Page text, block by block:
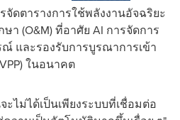
จัดตารางการใช้พลังงานอัจฉริยะ
า (O&M) ที่อาศัย AI การจัดการ
และรองรับการบูรณาการเข้า
ในอนาคต
ไม่ได้เป็นเพียงระบบที่เชื่อมต่อ